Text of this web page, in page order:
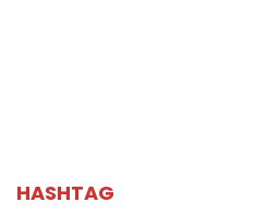
HASHTAG